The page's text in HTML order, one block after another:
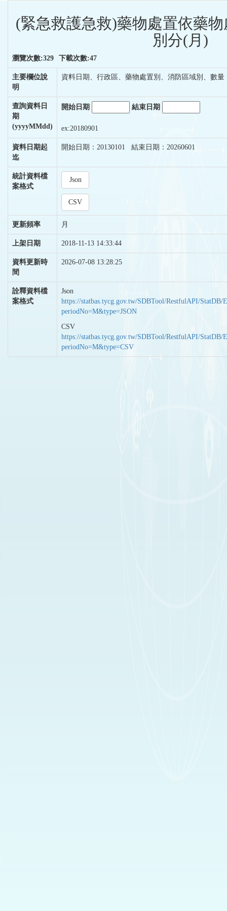
(緊急救護急救)藥物處置依藥
別分(月)
瀏覽次數:329 下載次數:47
主要欄位說
明
資料日期、行政區、藥物處置別、消防區域別、數量
查詢資料日
期
(yyyyMMdd)
開始日期 結束日期
ex:20180901
資料日期起
迄
開始日期：20130101 結束日期：20260601
統計資料檔
案格式
Json
CSV
更新頻率 月
上架日期 2018-11-13 14:33:44
資料更新時
間
2026-07-08 13:28:25
詮釋資料檔
案格式
Json
https://statbas.tycg.gov.tw/SDBTool/RestfulAPI/StatDB/
periodNo=M&type=JSON
CSV
https://statbas.tycg.gov.tw/SDBTool/RestfulAPI/StatDB/
periodNo=M&type=CSV